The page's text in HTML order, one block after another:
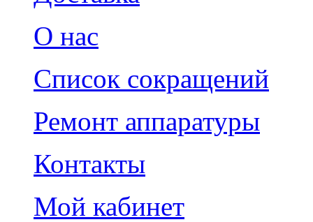
О нас
Список сокращений
Ремонт аппаратуры
Контакты
Мой кабинет